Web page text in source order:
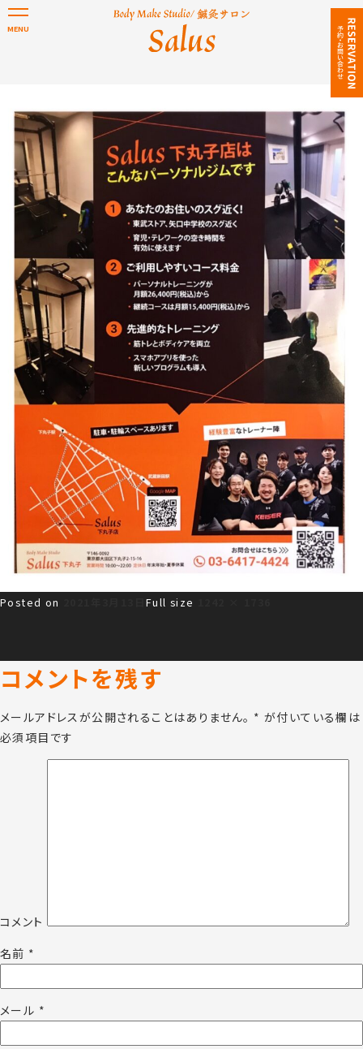
Posted on 2021年3月13日Full size
コメントを残す
メールアドレスが公開されることはありません。 * が付いている欄は
必須項目です
コメント
名前 *
メール *